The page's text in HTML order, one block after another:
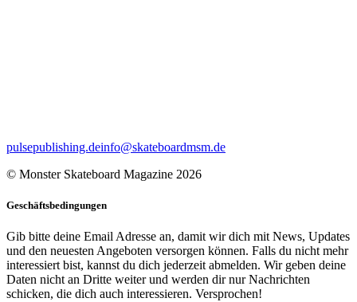
pulsepublishing.deinfo@skateboardmsm.de
© Monster Skateboard Magazine 2026
Geschäftsbedingungen
Gib bitte deine Email Adresse an, damit wir dich mit News, Updates
und den neuesten Angeboten versorgen können. Falls du nicht mehr
interessiert bist, kannst du dich jederzeit abmelden. Wir geben deine
Daten nicht an Dritte weiter und werden dir nur Nachrichten
schicken, die dich auch interessieren. Versprochen!